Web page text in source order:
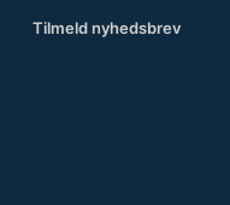
Tilmeld nyhedsbrev